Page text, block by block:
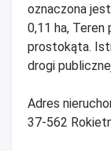
oznaczona
0,11 ha, Teren
prostokąta.
drogi
Adres
37-562